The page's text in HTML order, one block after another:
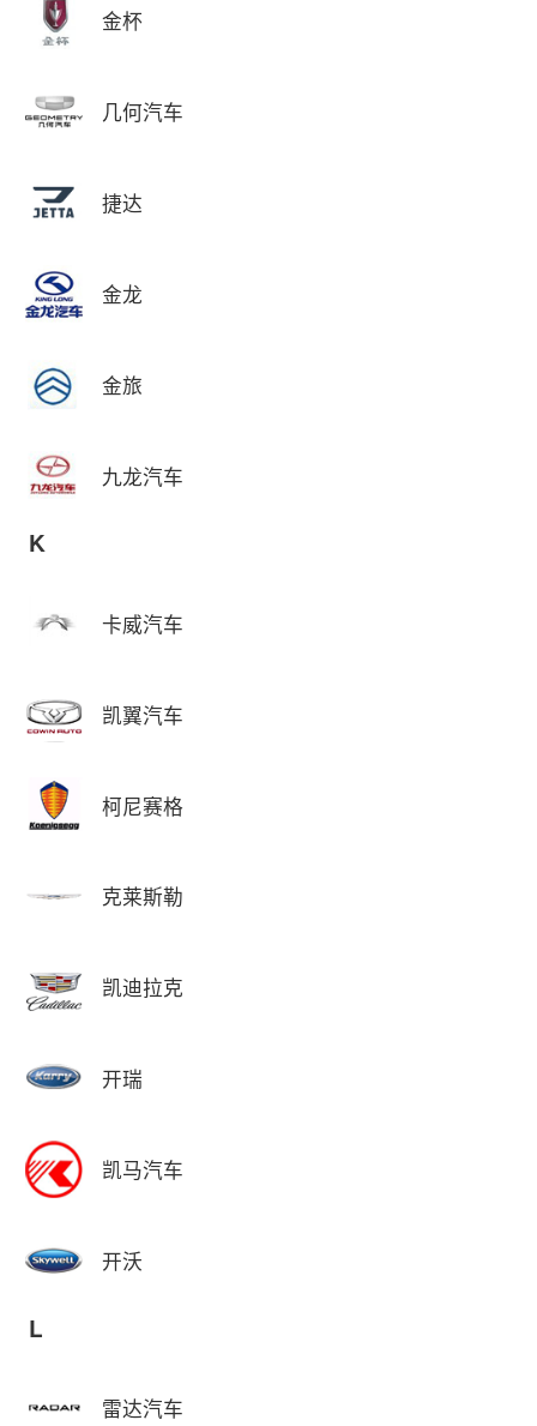
金杯
几何汽车
捷达
金龙
金旅
九龙汽车
K
卡威汽车
凯翼汽车
柯尼赛格
克莱斯勒
凯迪拉克
开瑞
凯马汽车
开沃
L
雷达汽车